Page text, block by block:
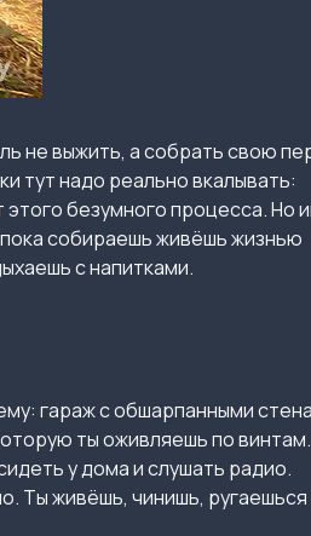
не выжить, а собрать свою
тут надо реально вкалывать:
этого безумного процесса. Но
собираешь живёшь жизнью
с напитками.
гараж с обшарпанными
ты оживляешь по
у дома и слушать радио.
Ты живёшь, чинишь, ругаешься